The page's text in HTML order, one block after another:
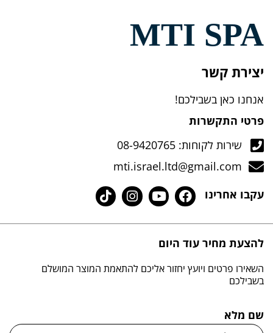
יצירת קשר
אנחנו כאן בשבילכם!
MTI SPA
פרטי התקשרות
שירות לקוחות: 08-9420765
mti.israel.ltd@gmail.com
עקבו אחרינו
להצעת מחיר עוד היום
השאירו פרטים ויועץ יחזור אליכם להתאמת המוצר המושלם
בשבילכם
שם מלא